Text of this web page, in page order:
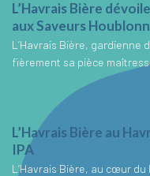
L’Havrais Bière
aux Saveurs
L’Havrais Bière, gardienne
fièrement sa pièce
L’Havrais Bière au
IPA
L’Havrais Bière, au cœur